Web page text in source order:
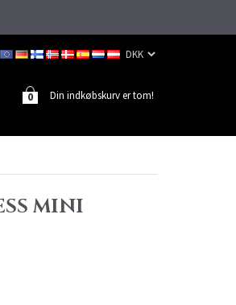
Din indkøbskurv er tom!
0
MINI